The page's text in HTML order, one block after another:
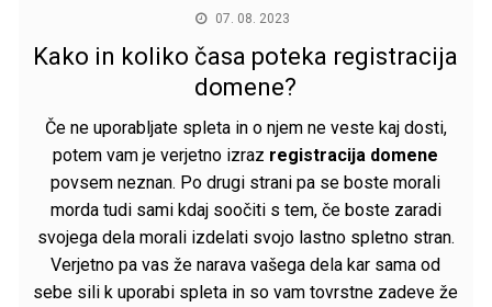
07. 08. 2023
Kako in koliko časa poteka registracija
domene?
Če ne uporabljate spleta in o njem ne veste kaj dosti,
potem vam je verjetno izraz registracija domene
povsem neznan. Po drugi strani pa se boste morali
morda tudi sami kdaj soočiti s tem, če boste zaradi
svojega dela morali izdelati svojo lastno spletno stran.
Verjetno pa vas že narava vašega dela kar sama od
sebe sili k uporabi spleta in so vam tovrstne zadeve že